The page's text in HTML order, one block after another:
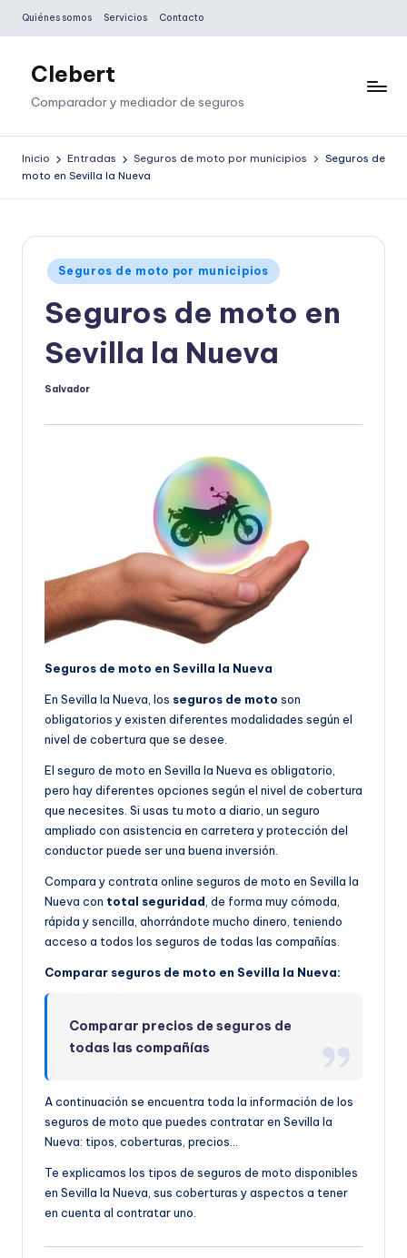
Saltar
contenido
Quiénes somos Servicios Contacto
Clebert
Comparador y mediador de seguros
Inicio Entradas Seguros de moto por municipios
Seguros de
moto en Sevilla la Nueva
Publicado
en
Seguros de moto por municipios
Seguros de moto en
Sevilla la Nueva
Publicado
Salvador
Seguros de moto en Sevilla la Nueva
En Sevilla la Nueva, los seguros de moto son
obligatorios y existen diferentes modalidades según el
nivel de cobertura que se desee.
El seguro de moto en Sevilla la Nueva es obligatorio,
pero hay diferentes opciones según el nivel de cobertura
que necesites. Si usas tu moto a diario, un seguro
ampliado con asistencia en carretera y protección del
conductor puede ser una buena inversión.
Compara y contrata online seguros de moto en Sevilla la
Nueva con total seguridad, de forma muy cómoda,
rápida y sencilla, ahorrándote mucho dinero, teniendo
acceso a todos los seguros de todas las compañías.
Comparar seguros de moto en Sevilla la Nueva:
Comparar precios de seguros de
todas las compañías
A continuación se encuentra toda la información de los
seguros de moto que puedes contratar en Sevilla la
Nueva: tipos, coberturas, precios…
Te explicamos los tipos de seguros de moto disponibles
en Sevilla la Nueva, sus coberturas y aspectos a tener
en cuenta al contratar uno.